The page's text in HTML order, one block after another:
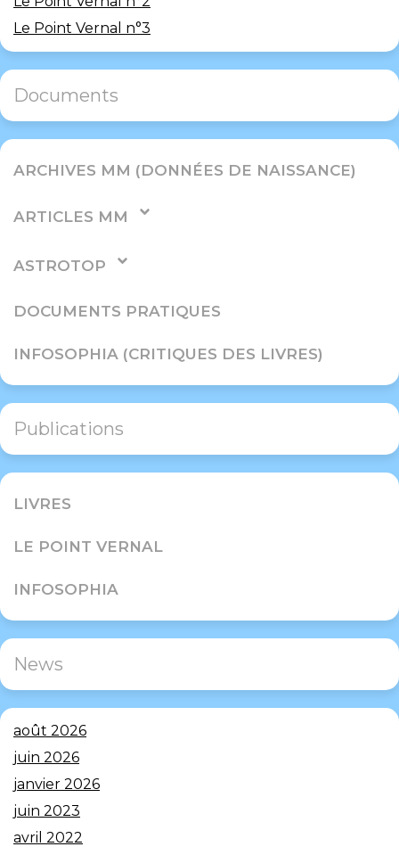
Le Point Vernal n°3
Documents
ARCHIVES MM (DONNÉES DE NAISSANCE)
ARTICLES MM
ASTROTOP
DOCUMENTS PRATIQUES
INFOSOPHIA (CRITIQUES DES LIVRES)
Publications
LIVRES
LE POINT VERNAL
INFOSOPHIA
News
août 2026
juin 2026
janvier 2026
juin 2023
avril 2022